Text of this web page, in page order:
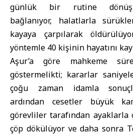
günlük bir rutine
bağlanıyor, halatlarla
kayaya çarpılarak
yöntemle 40 kişinin hayatını
Aşur’a göre mahkeme
göstermelikti; kararlar
çoğu zaman idamla
ardından cesetler büyük
görevliler tarafından ayaklarla
çöp dökülüyor ve daha sonra